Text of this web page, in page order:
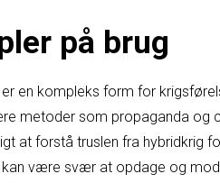
på brug
er en kompleks form for
metoder som propaganda og
at forstå truslen fra hybridkrig
kan være svær at opdage og